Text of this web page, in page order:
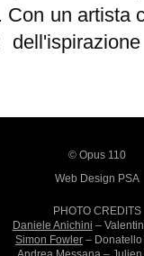
un artista
© Opus 110
Web Design PSA
PHOTO CREDITS
Daniele Anichini –
Simon Fowler –